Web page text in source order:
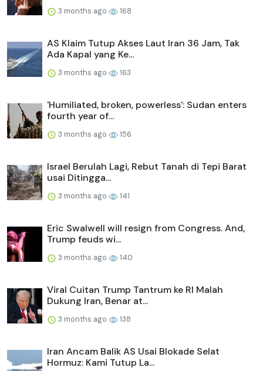
3 months ago 168
AS Klaim Tutup Akses Laut Iran 36 Jam, Tak
Ada Kapal yang Ke...
3 months ago 163
'Humiliated, broken, powerless': Sudan enters
fourth year of...
3 months ago 156
Israel Berulah Lagi, Rebut Tanah di Tepi Barat
usai Ditingga...
3 months ago 141
Eric Swalwell will resign from Congress. And,
Trump feuds wi...
3 months ago 140
Viral Cuitan Trump Tantrum ke RI Malah
Dukung Iran, Benar at...
3 months ago 138
Iran Ancam Balik AS Usai Blokade Selat
Hormuz: Kami Tutup La...